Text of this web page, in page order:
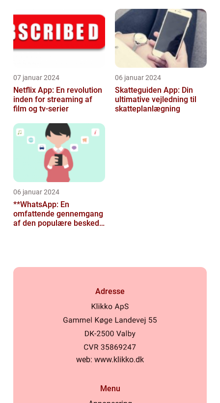
07 januar 2024
Netflix App: En revolution
inden for streaming af
film og tv-serier
06 januar 2024
Skatteguiden App: Din
ultimative vejledning til
skatteplanlægning
06 januar 2024
**WhatsApp: En
omfattende gennemgang
af den populære besked-
Adresse
web: www.klikko.dk
Menu